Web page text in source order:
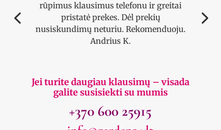
rūpimus klausimus telefonu ir greitai
pristatė prekes. Dėl prekių
nusiskundimų neturiu. Rekomenduoju.
Andrius K.
Jei turite daugiau klausimų – visada
galite susisiekti su mumis
+370 600 25915